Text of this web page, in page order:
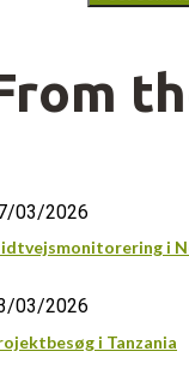
03/2026
i
03/2026
i Tanzania